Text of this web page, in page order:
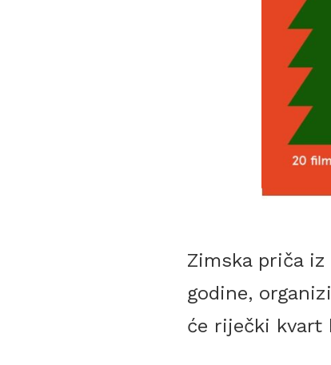
Zimska priča
godine,
će riječki kvart